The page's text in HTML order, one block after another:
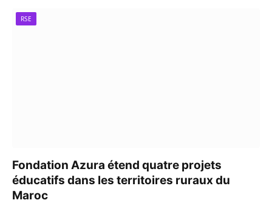
RSE
Fondation Azura étend quatre projets
éducatifs dans les territoires ruraux du
Maroc